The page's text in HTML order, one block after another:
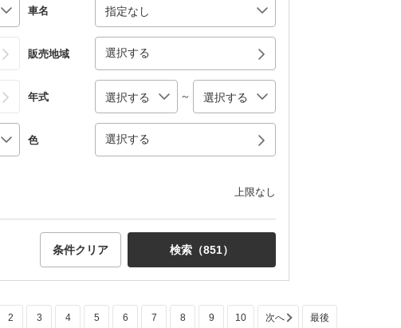
車名
販売地域 選択する
年式 ～
色 選択する
上限なし
条件クリア 検索（851）
2 3 4 5 6 7 8 9 10 次へ 最後